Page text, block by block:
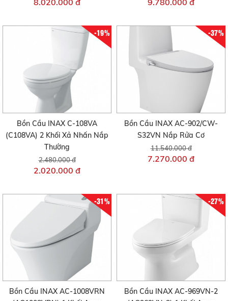
8.020.000 đ 9.780.000 đ
-19%
Bồn Cầu INAX C-108VA
(C108VA) 2 Khối Xả Nhấn Nắp
Thường
2.480.000 đ
2.020.000 đ
-37%
Bồn Cầu INAX AC-902/CW-
S32VN Nắp Rửa Cơ
11.540.000 đ
7.270.000 đ
-31%
Bồn Cầu INAX AC-1008VRN
-27%
Bồn Cầu INAX AC-969VN-2